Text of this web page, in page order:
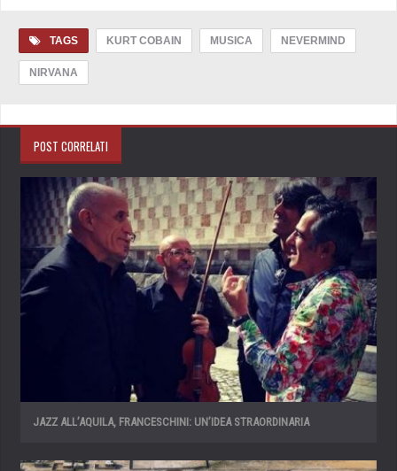
TAGS KURT COBAIN MUSICA NEVERMIND
NIRVANA
POST CORRELATI
JAZZ ALL’AQUILA, FRANCESCHINI: UN’IDEA STRAORDINARIA